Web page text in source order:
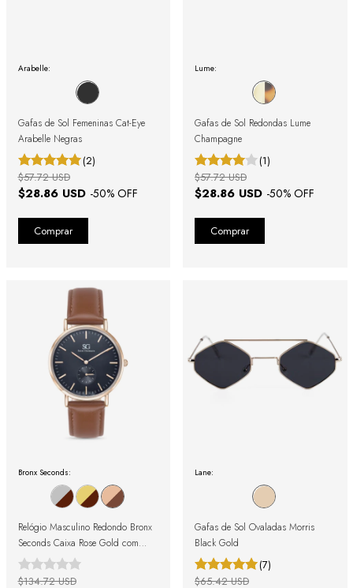
Arabelle:
Gafas de Sol Femeninas Cat-Eye
Arabelle Negras
(2)
$28.86 USD -50% OFF
$57.72 USD
Lume:
Gafas de Sol Redondas Lume
Champagne
(1)
$28.86 USD -50% OFF
$57.72 USD
Bronx Seconds:
Relógio Masculino Redondo Bronx
Seconds Caixa Rose Gold com
Fundo Preto e Pulseira de Couro
Marrom
$134.72 USD
Lane:
Gafas de Sol Ovaladas Morris
Black Gold
(7)
$65.42 USD